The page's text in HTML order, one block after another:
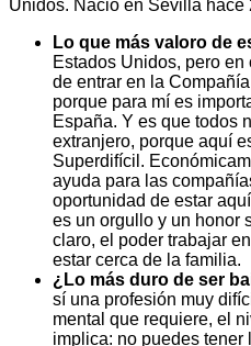
Unidos. Nació en Sevilla hace
Lo que más valoro de
Estados Unidos, pero
de entrar en la
porque para mí es
España. Y es que todos
extranjero, porque aquí
Superdifícil.
ayuda para las
oportunidad de estar
es un orgullo y un honor
claro, el poder trabajar
estar cerca de la familia.
¿Lo más duro de ser
sí una profesión muy
mental que requiere, el
implica: no puedes tener